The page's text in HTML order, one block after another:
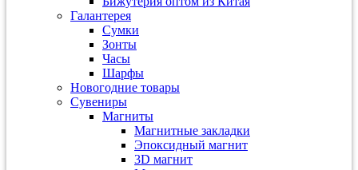
Галантерея
Сумки
Зонты
Часы
Шарфы
Новогодние товары
Сувениры
Магниты
Магнитные закладки
Эпоксидный магнит
3D магнит